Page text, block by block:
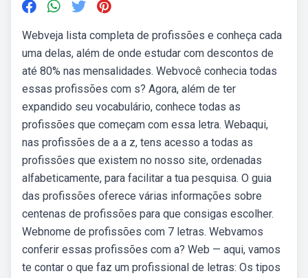
Webveja lista completa de profissões e conheça cada
uma delas, além de onde estudar com descontos de
até 80% nas mensalidades. Webvocê conhecia todas
essas profissões com s? Agora, além de ter
expandido seu vocabulário, conhece todas as
profissões que começam com essa letra. Webaqui,
nas profissões de a a z, tens acesso a todas as
profissões que existem no nosso site, ordenadas
alfabeticamente, para facilitar a tua pesquisa. O guia
das profissões oferece várias informações sobre
centenas de profissões para que consigas escolher.
Webnome de profissões com 7 letras. Webvamos
conferir essas profissões com a? Web — aqui, vamos
te contar o que faz um profissional de letras: Os tipos